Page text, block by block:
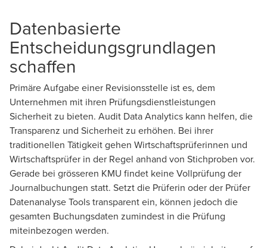
Datenbasierte
Entscheidungsgrundlagen
schaffen
Primäre Aufgabe einer Revisionsstelle ist es, dem
Unternehmen mit ihren Prüfungsdienstleistungen
Sicherheit zu bieten. Audit Data Analytics kann helfen, die
Transparenz und Sicherheit zu erhöhen. Bei ihrer
traditionellen Tätigkeit gehen Wirtschaftsprüferinnen und
Wirtschaftsprüfer in der Regel anhand von Stichproben vor.
Gerade bei grösseren KMU findet keine Vollprüfung der
Journalbuchungen statt. Setzt die Prüferin oder der Prüfer
Datenanalyse Tools transparent ein, können jedoch die
gesamten Buchungsdaten zumindest in die Prüfung
miteinbezogen werden.